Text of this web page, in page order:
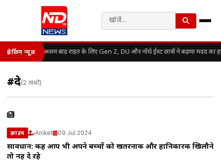
ब्रेकिंग न्यूज़ असम बाढ़ राहत के लिए Gen Z, DU और नॉर्थ ईस्ट छात्रों ने बढ़ाया मदद का
#दे(2 खबरें)
क्राइम Aniket 09 Jul 2024
सावधान: कहीं आप भी अपने बच्चों को खतरनाक और हानिकारक खिलौने
तो नहीं दे रहे